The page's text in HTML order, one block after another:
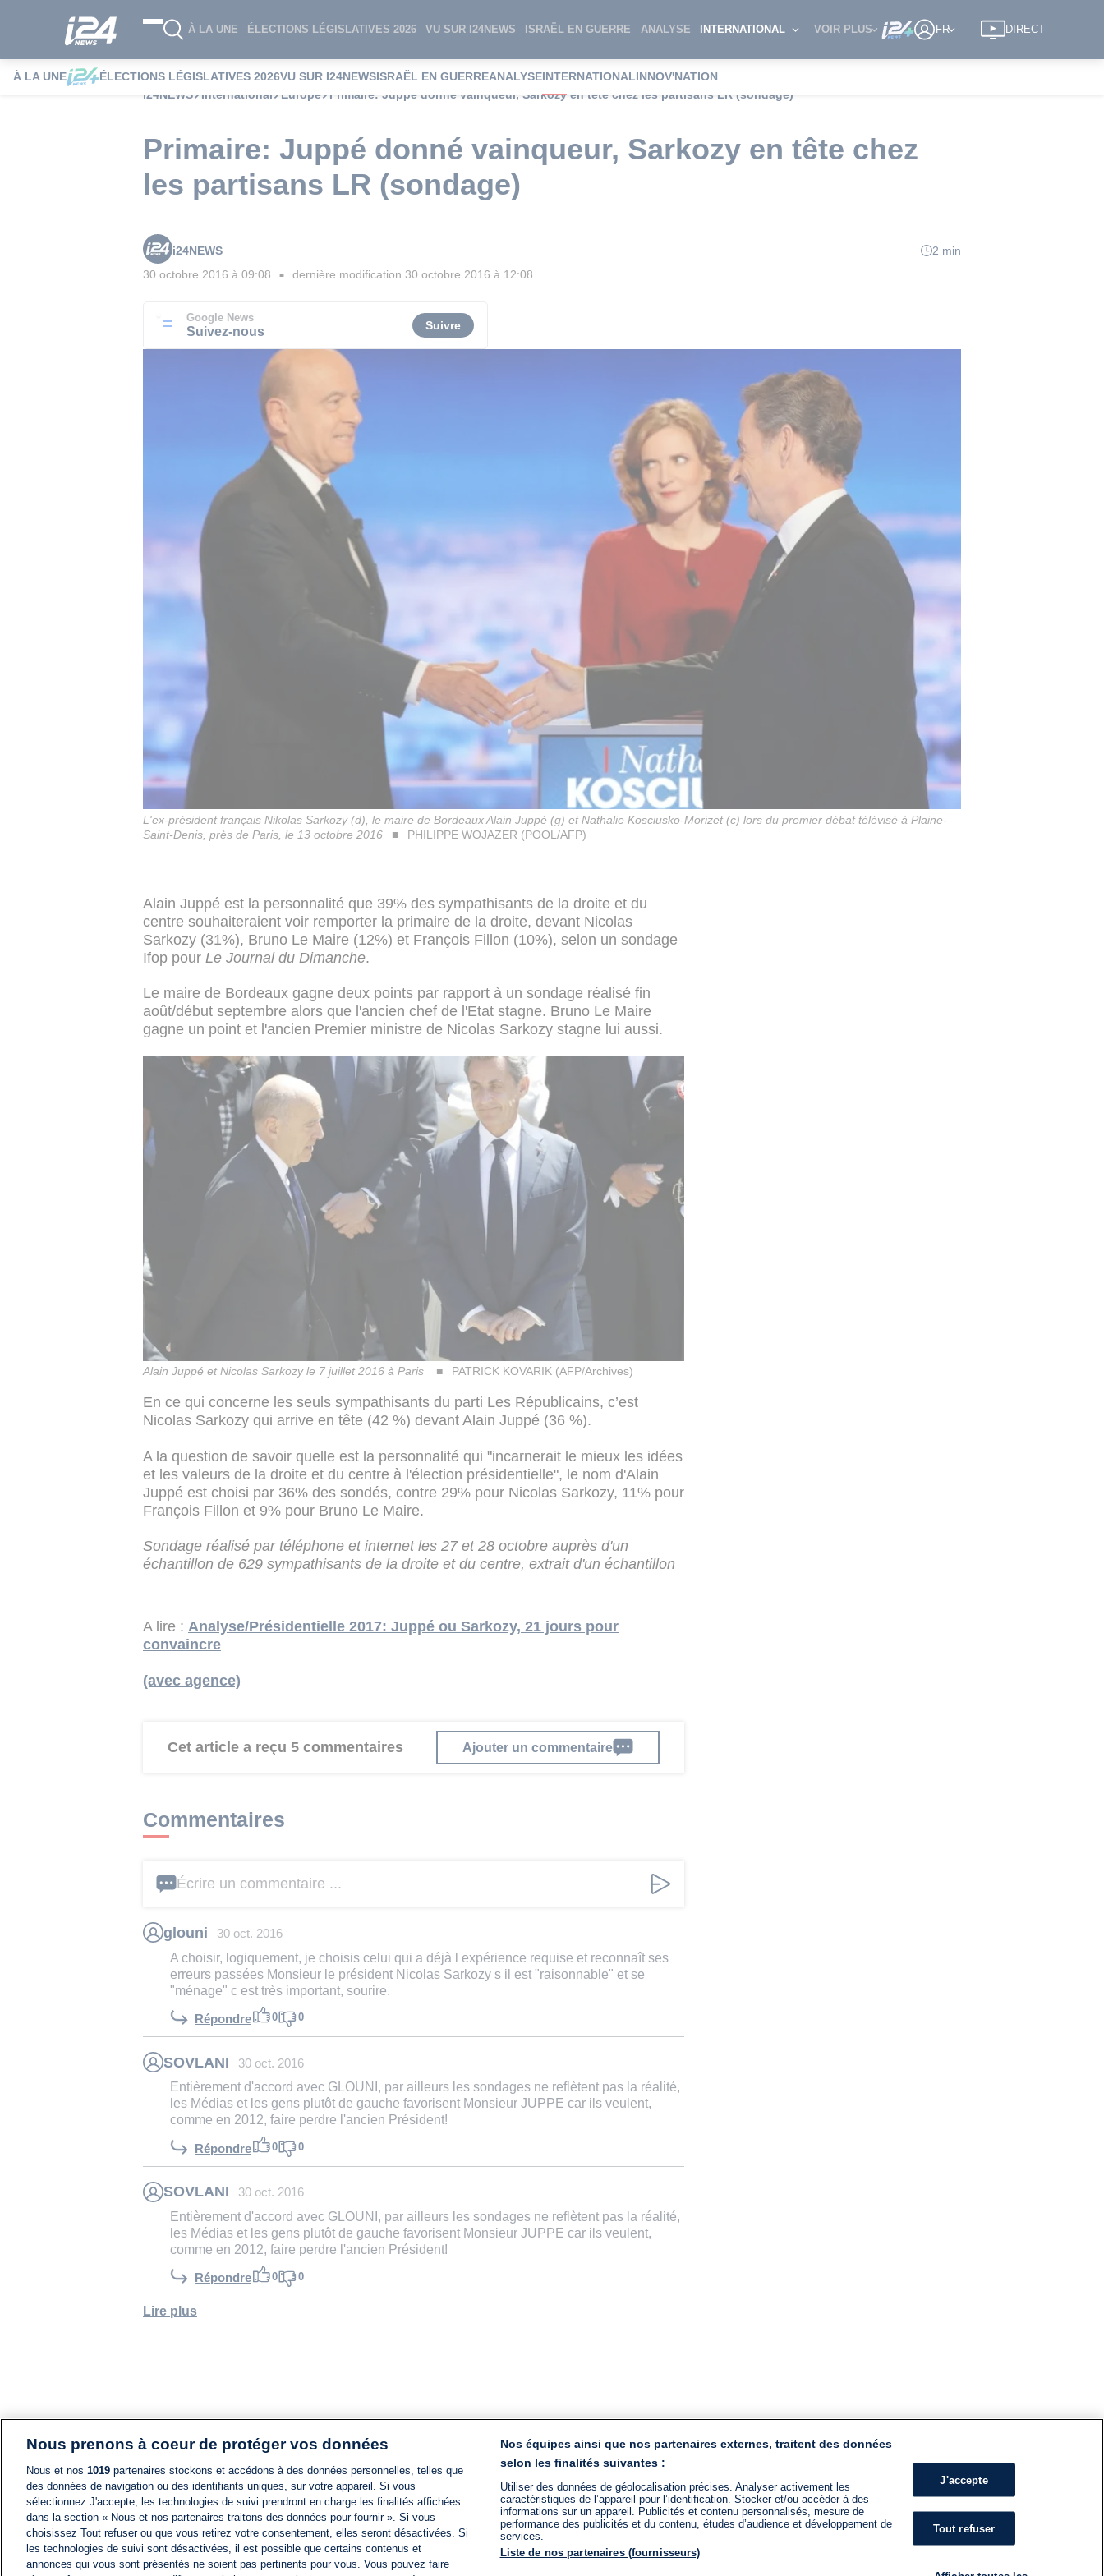
À LA UNE ÉLECTIONS LÉGISLATIVES 2026 VU SUR I24NEWS ISRAËL EN GUERRE ANALYSE INTERNATIONAL VOIR PLUS FR DIRECT
À LA UNE ÉLECTIONS LÉGISLATIVES 2026VU SUR I24NEWSISRAËL EN GUERREANALYSEINTERNATIONALINNOV'NATION
i24NEWS
International Europe Primaire: Juppé donné vainqueur, Sarkozy en tête chez les partisans LR (sondage)
Primaire: Juppé donné vainqueur, Sarkozy en tête chez
les partisans LR (sondage)
i24NEWS
2 min
30 octobre 2016 à 09:08 ■ dernière modification 30 octobre 2016 à 12:08
Google News
Suivez-nous Suivre
L'ex-président français Nikolas Sarkozy (d), le maire de Bordeaux Alain Juppé (g) et Nathalie Kosciusko-Morizet (c) lors du premier débat télévisé à Plaine-
Saint-Denis, près de Paris, le 13 octobre 2016
PHILIPPE WOJAZER (POOL/AFP)
Alain Juppé est la personnalité que 39% des sympathisants de la droite et du
centre souhaiteraient voir remporter la primaire de la droite, devant Nicolas
Sarkozy (31%), Bruno Le Maire (12%) et François Fillon (10%), selon un sondage
Ifop pour Le Journal du Dimanche.
Le maire de Bordeaux gagne deux points par rapport à un sondage réalisé fin
août/début septembre alors que l'ancien chef de l'Etat stagne. Bruno Le Maire
gagne un point et l'ancien Premier ministre de Nicolas Sarkozy stagne lui aussi.
Alain Juppé et Nicolas Sarkozy le 7 juillet 2016 à Paris PATRICK KOVARIK (AFP/Archives)
En ce qui concerne les seuls sympathisants du parti Les Républicains, c’est
Nicolas Sarkozy qui arrive en tête (42 %) devant Alain Juppé (36 %).
A la question de savoir quelle est la personnalité qui "incarnerait le mieux les idées
et les valeurs de la droite et du centre à l'élection présidentielle", le nom d'Alain
Juppé est choisi par 36% des sondés, contre 29% pour Nicolas Sarkozy, 11% pour
François Fillon et 9% pour Bruno Le Maire.
Sondage réalisé par téléphone et internet les 27 et 28 octobre auprès d'un
échantillon de 629 sympathisants de la droite et du centre, extrait d'un échantillon
A lire : Analyse/Présidentielle 2017: Juppé ou Sarkozy, 21 jours pour
convaincre
(avec agence)
Cet article a reçu 5 commentaires Ajouter un commentaire
Commentaires
Écrire un commentaire ...
glouni 30 oct. 2016
A choisir, logiquement, je choisis celui qui a déjà l expérience requise et reconnaît ses
erreurs passées Monsieur le président Nicolas Sarkozy s il est "raisonnable" et se
"ménage" c est très important, sourire.
Répondre 0 0
SOVLANI 30 oct. 2016
Entièrement d'accord avec GLOUNI, par ailleurs les sondages ne reflètent pas la réalité,
les Médias et les gens plutôt de gauche favorisent Monsieur JUPPE car ils veulent,
comme en 2012, faire perdre l'ancien Président!
Répondre 0 0
SOVLANI 30 oct. 2016
Entièrement d'accord avec GLOUNI, par ailleurs les sondages ne reflètent pas la réalité,
les Médias et les gens plutôt de gauche favorisent Monsieur JUPPE car ils veulent,
comme en 2012, faire perdre l'ancien Président!
Répondre 0 0
Lire plus
Nous prenons à coeur de protéger vos données
Nous et nos 1019 partenaires stockons et accédons à des données personnelles, telles que
des données de navigation ou des identifiants uniques, sur votre appareil. Si vous
sélectionnez J'accepte, les technologies de suivi prendront en charge les finalités affichées
dans la section « Nous et nos partenaires traitons des données pour fournir ». Si vous
choisissez Tout refuser ou que vous retirez votre consentement, elles seront désactivées. Si
les technologies de suivi sont désactivées, il est possible que certains contenus et
annonces qui vous sont présentés ne soient pas pertinents pour vous. Vous pouvez faire
Nos équipes ainsi que nos partenaires externes, traitent des données
selon les finalités suivantes :
Utiliser des données de géolocalisation précises. Analyser activement les
caractéristiques de l’appareil pour l’identification. Stocker et/ou accéder à des
informations sur un appareil. Publicités et contenu personnalisés, mesure de
performance des publicités et du contenu, études d’audience et développement de
services.
Liste de nos partenaires (fournisseurs)
J'accepte
Tout refuser